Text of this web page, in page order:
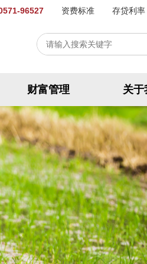
96527 资费标准 存贷利率
财富管理 关于